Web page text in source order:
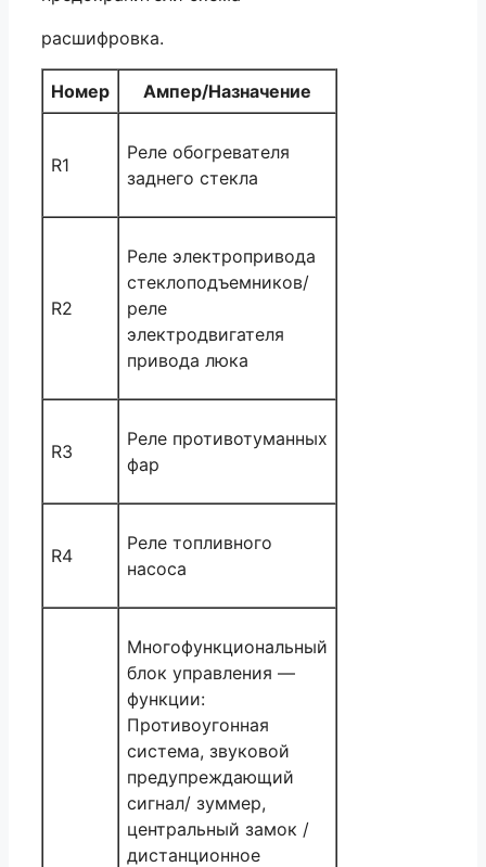
расшифровка.
Номер Ампер/Назначение
R1
Реле обогревателя
заднего стекла
R2
Реле электропривода
стеклоподъемников/
реле
электродвигателя
привода люка
R3
Реле противотуманных
фар
R4
Реле топливного
насоса
Многофункциональный
блок управления —
функции:
Противоугонная
система, звуковой
предупреждающий
сигнал/ зуммер,
центральный замок /
дистанционное